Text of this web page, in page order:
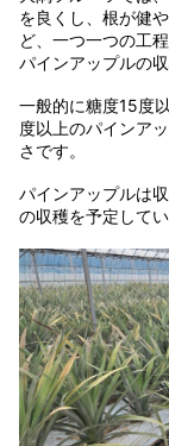
を良くし、根が健
ど、一つ一つの工
パインアップルの
一般的に糖度15度
度以上のパインア
さです。
パインアップルは
の収穫を予定してい